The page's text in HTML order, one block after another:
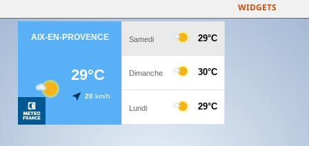
WIDGETS